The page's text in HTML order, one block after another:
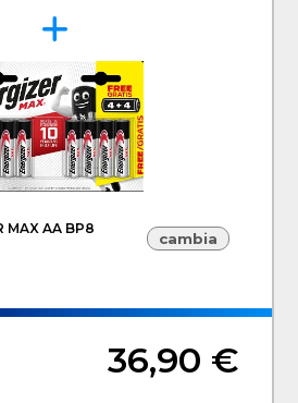
MAX AA BP8
cambia
36,90 €